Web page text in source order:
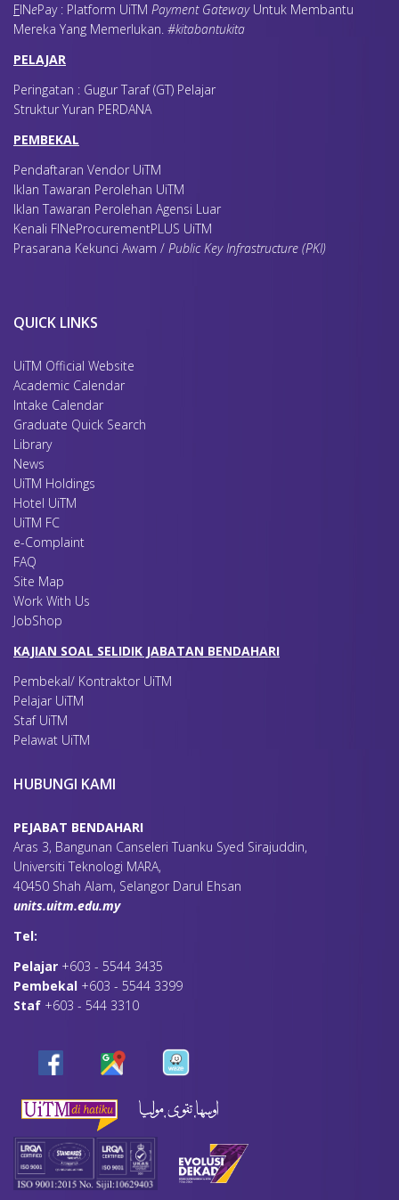
FINePay : Platform UiTM Payment GatewayUntuk Membantu
Mereka Yang Memerlukan. #kitabantukita
PELAJAR
Peringatan : Gugur Taraf (GT) Pelajar
Struktur Yuran PERDANA
PEMBEKAL
Pendaftaran Vendor UiTM
Iklan Tawaran Perolehan UiTM
Iklan Tawaran Perolehan Agensi Luar
Kenali FINeProcurementPLUS UiTM
Prasarana Kekunci Awam / Public Key Infrastructure (PKI)
QUICK LINKS
UiTM Official Website
Academic Calendar
Intake Calendar
Graduate Quick Search
Library
News
UiTM Holdings
Hotel UiTM
UiTM FC
e-Complaint
FAQ
Site Map
Work With Us
JobShop
KAJIAN SOAL SELIDIK JABATAN BENDAHARI
Pembekal/ Kontraktor UiTM
Pelajar UiTM
Staf UiTM
Pelawat UiTM
HUBUNGI KAMI
PEJABAT BENDAHARI
Aras 3, Bangunan Canseleri Tuanku Syed Sirajuddin,
Universiti Teknologi MARA,
40450 Shah Alam, Selangor Darul Ehsan
units.uitm.edu.my
Tel:
Pelajar +603 - 5544 3435
Pembekal +603 - 5544 3399
Staf +603 - 544 3310